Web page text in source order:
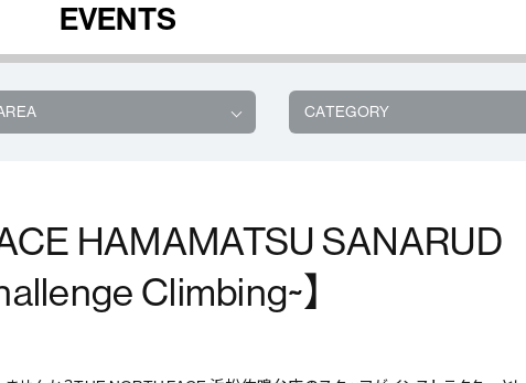
EVENTS
CATEGORY
HAMAMATSU SANARUD
Climbing~】